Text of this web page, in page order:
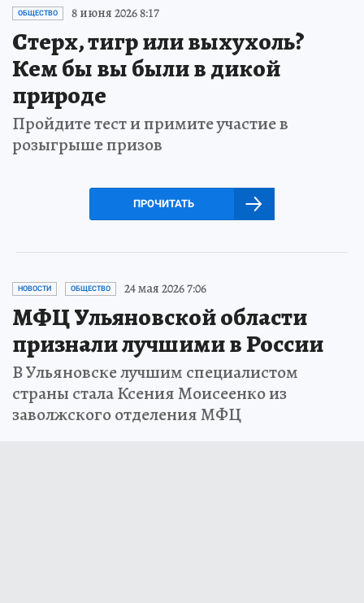
ОБЩЕСТВО 8 июня 2026 8:17
Стерх, тигр или выхухоль?
Кем бы вы были в дикой
природе
Пройдите тест и примите участие в
розыгрыше призов
ПРОЧИТАТЬ
НОВОСТИ ОБЩЕСТВО 24 мая 2026 7:06
МФЦ Ульяновской области
признали лучшими в России
В Ульяновске лучшим специалистом
страны стала Ксения Моисеенко из
заволжского отделения МФЦ